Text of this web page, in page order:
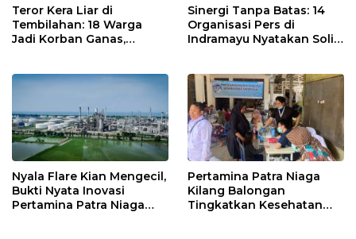
Teror Kera Liar di
Tembilahan: 18 Warga
Jadi Korban Ganas,
Sinergi Tanpa Batas: 14
Organisasi Pers di
Indramayu Nyatakan Solid
Nyala Flare Kian Mengecil,
Bukti Nyata Inovasi
Pertamina Patra Niaga
Pertamina Patra Niaga
Kilang Balongan
Tingkatkan Kesehatan